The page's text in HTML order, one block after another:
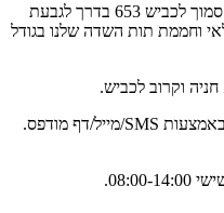
חוותות קטיף עצמי ממוקם ליד בנימינה, סמוך לכביש 653 בדרך לגבעת
על 13 דונם חקלאי וחממת תות השדה שלנו בגודל
וקרוב לכביש.
למימוש יש להציג את קוד ה-Gift Card באמצעות SMS/מייל/דף מודפס.